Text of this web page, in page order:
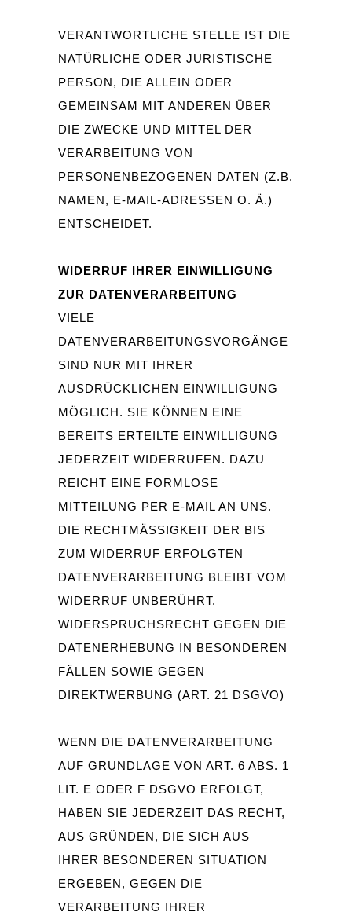
VERANTWORTLICHE STELLE IST DIE
NATÜRLICHE ODER JURISTISCHE
PERSON, DIE ALLEIN ODER
GEMEINSAM MIT ANDEREN ÜBER
DIE ZWECKE UND MITTEL DER
VERARBEITUNG VON
PERSONENBEZOGENEN DATEN (Z.B.
NAMEN, E-MAIL-ADRESSEN O. Ä.)
ENTSCHEIDET.
WIDERRUF IHRER EINWILLIGUNG
ZUR DATENVERARBEITUNG
VIELE
DATENVERARBEITUNGSVORGÄNGE
SIND NUR MIT IHRER
AUSDRÜCKLICHEN EINWILLIGUNG
MÖGLICH. SIE KÖNNEN EINE
BEREITS ERTEILTE EINWILLIGUNG
JEDERZEIT WIDERRUFEN. DAZU
REICHT EINE FORMLOSE
MITTEILUNG PER E-MAIL AN UNS.
DIE RECHTMÄSSIGKEIT DER BIS Z
UM WIDERRUF ERFOLGTEN D
ATENVERARBEITUNG BLEIBT VOM W
IDERRUF UNBERÜHRT.
WIDERSPRUCHSRECHT GEGEN DIE
DATENERHEBUNG IN BESONDEREN
FÄLLEN SOWIE GEGEN
DIREKTWERBUNG (ART. 21 DSGVO)
WENN DIE DATENVERARBEITUNG
AUF GRUNDLAGE VON ART. 6 ABS. 1
LIT. E ODER F DSGVO ERFOLGT,
HABEN SIE JEDERZEIT DAS RECHT,
AUS GRÜNDEN, DIE SICH AUS
IHRER BESONDEREN SITUATION
ERGEBEN, GEGEN DIE
VERARBEITUNG IHRER